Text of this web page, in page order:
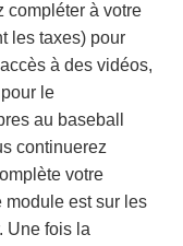
compléter à votre
les taxes) pour
à des vidéos,
le
au baseball
continuerez
votre
module est sur les
Une fois la